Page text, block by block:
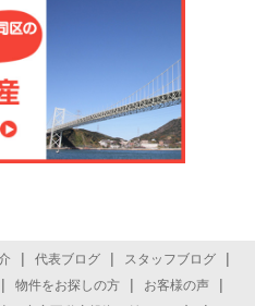
照会・修正・削除などをご希
ことを確認の上、対応させて
| 代表ブログ | スタッフブログ |
| 物件をお探しの方 | お客様の声 |